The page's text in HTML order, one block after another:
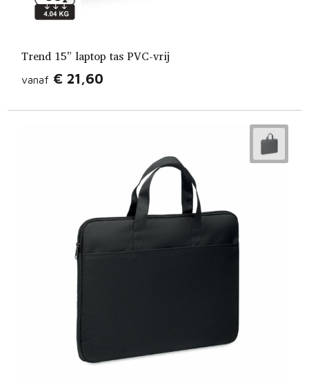
Trend 15” laptop tas PVC-vrij
vanaf € 21,60